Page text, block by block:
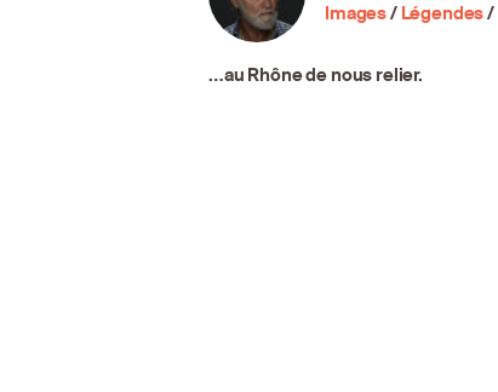
Images/ Légendes/
…au Rhône de nous relier.